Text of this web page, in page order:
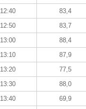
12:40
83,4
12:50
83,7
13:00
88,4
13:10
87,9
13:20
77,5
13:30
88,0
13:40
69,9